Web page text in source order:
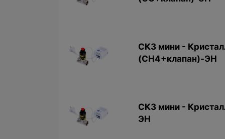
СКЗ мини -
(CH4+клапан)-ЭН
СКЗ мини -
ЭН